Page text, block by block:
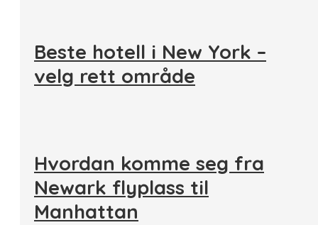
Beste hotell i New York –
velg rett område
Hvordan komme seg fra
Newark flyplass til
Manhattan